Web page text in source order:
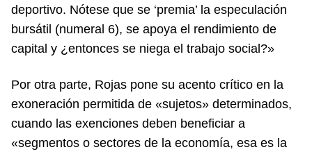
deportivo. Nótese que se ‘premia’ la especulación
bursátil (numeral 6), se apoya el rendimiento de
capital y ¿entonces se niega el trabajo social?»
Por otra parte, Rojas pone su acento crítico en la
exoneración permitida de «sujetos» determinados,
cuando las exenciones deben beneficiar a
«segmentos o sectores de la economía, esa es la